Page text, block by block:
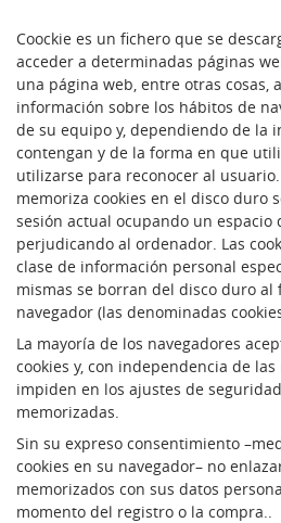
Coockie es un fichero que se
acceder a determinadas páginas
una página web, entre otras cosas,
información sobre los hábitos de
de su equipo y, dependiendo de la
contengan y de la forma en que
utilizarse para reconocer al
memoriza cookies en el disco duro
sesión actual ocupando un
perjudicando al ordenador. Las
clase de información personal
mismas se borran del disco duro al
navegador (las denominadas
La mayoría de los navegadores
cookies y, con independencia de
impiden en los ajustes de
memorizadas.
Sin su expreso consentimiento
cookies en su navegador– no
memorizados con sus datos
momento del registro o la compra..